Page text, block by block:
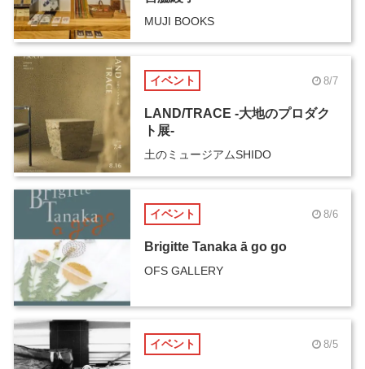
MUJI BOOKS
イベント 8/7
LAND/TRACE -大地のプロダク
ト展-
土のミュージアムSHIDO
イベント 8/6
Brigitte Tanaka ā go go
OFS GALLERY
イベント 8/5